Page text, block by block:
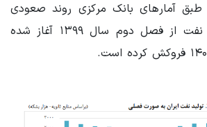
آمارهای بانک مرکزی روند صعودی
ارزش افزوده بخش نفت از فصل دوم سال ۱۳۹۹ آغاز شده